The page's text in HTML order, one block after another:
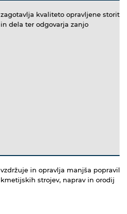
zagotavlja kvaliteto opravljene storitve
in dela ter odgovarja zanjo
vzdržuje in opravlja manjša popravila
kmetijskih strojev, naprav in orodij